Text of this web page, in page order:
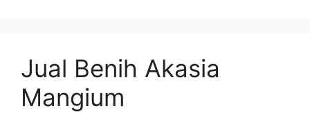
Jual Benih Akasia
Mangium